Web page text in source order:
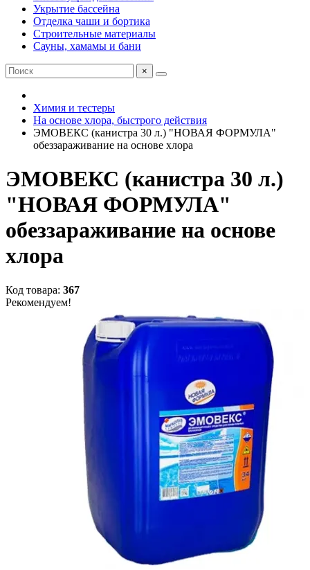
Укрытие бассейна
Отделка чаши и бортика
Строительные материалы
Сауны, хамамы и бани
×
Химия и тестеры
На основе хлора, быстрого действия
ЭМОВЕКС (канистра 30 л.) "НОВАЯ ФОРМУЛА"
обеззараживание на основе хлора
ЭМОВЕКС (канистра 30 л.)
"НОВАЯ ФОРМУЛА"
обеззараживание на основе
хлора
Код товара: 367
Рекомендуем!